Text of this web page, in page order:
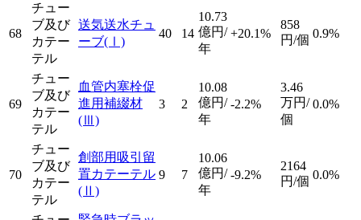
68
チュー
ブ及び
カテー
テル
送気送水チュ
ーブ(Ⅰ)
40 14
10.73
億円/
年
+20.1%
858
円/個 0.9%
69
チュー
ブ及び
カテー
テル
血管内塞栓促
進用補綴材
(Ⅲ)
3 2
10.08
億円/
年
-2.2%
3.46
万円/
個
0.0%
70
チュー
ブ及び
カテー
テル
創部用吸引留
置カテーテル
(Ⅱ)
9 7
10.06
億円/
年
-9.2%
2164
円/個 0.0%